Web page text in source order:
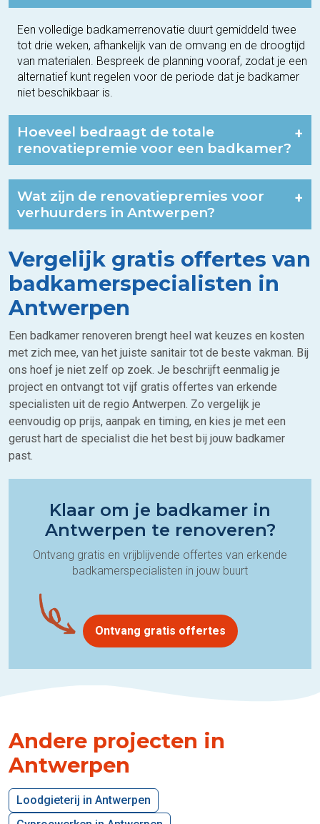
Een volledige badkamerrenovatie duurt gemiddeld twee
tot drie weken, afhankelijk van de omvang en de droogtijd
van materialen. Bespreek de planning vooraf, zodat je een
alternatief kunt regelen voor de periode dat je badkamer
niet beschikbaar is.
Hoeveel bedraagt de totale
renovatiepremie voor een badkamer?
+
Wat zijn de renovatiepremies voor
verhuurders in Antwerpen?
+
Vergelijk gratis offertes van
badkamerspecialisten in
Antwerpen
Een badkamer renoveren brengt heel wat keuzes en kosten
met zich mee, van het juiste sanitair tot de beste vakman. Bij
ons hoef je niet zelf op zoek. Je beschrijft eenmalig je
project en ontvangt tot vijf gratis offertes van erkende
specialisten uit de regio Antwerpen. Zo vergelijk je
eenvoudig op prijs, aanpak en timing, en kies je met een
gerust hart de specialist die het best bij jouw badkamer
past.
Klaar om je badkamer in
Antwerpen te renoveren?
Ontvang gratis en vrijblijvende offertes van erkende
badkamerspecialisten in jouw buurt
Ontvang gratis offertes
Andere projecten in
Antwerpen
Loodgieterij in Antwerpen